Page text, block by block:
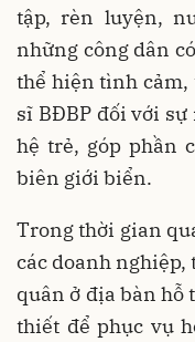
tập, rèn luyện,
những công dân
thể hiện tình cảm,
sĩ BĐBP đối với
hệ trẻ, góp phần
biên giới biển.
Trong thời gian
các doanh nghiệp,
quân ở địa bàn hỗ
thiết để phục vụ